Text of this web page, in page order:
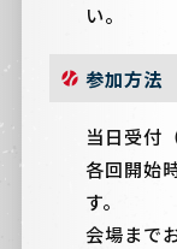
い。
参加方法
当日受付
各回開始
す。
会場まで